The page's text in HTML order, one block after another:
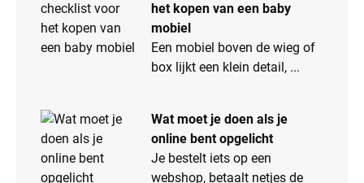
het kopen van een baby
mobiel
Een mobiel boven de wieg of
box lijkt een klein detail, ...
Wat moet je doen als je
online bent opgelicht
Je bestelt iets op een
webshop, betaalt netjes de